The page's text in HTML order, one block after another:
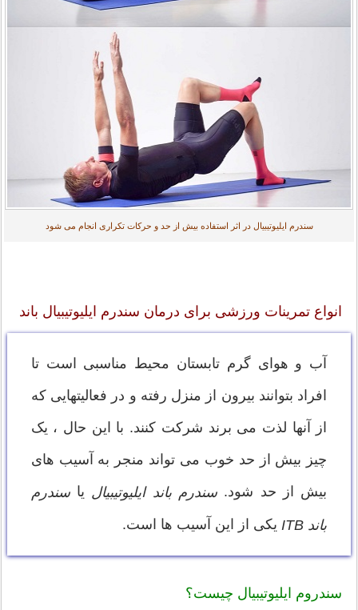
سندرم ایلیوتیبیال در اثر استفاده بیش از حد و حرکات تکراری انجام می شود
انواع تمرینات ورزشی برای درمان سندرم ایلیوتیبیال باند
آب و هوای گرم تابستان محیط مناسبی است تا
افراد بتوانند بیرون از منزل رفته و در فعالیتهایی که
از آنها لذت می برند شرکت کنند. با این حال ، یک
چیز بیش از حد خوب می تواند منجر به آسیب های
بیش از حد شود. سندرم باند ایلیوتیبیال یاسندرم
باند ITB یکی از این آسیب ها است.
سندروم ایلیوتیبیال چیست؟